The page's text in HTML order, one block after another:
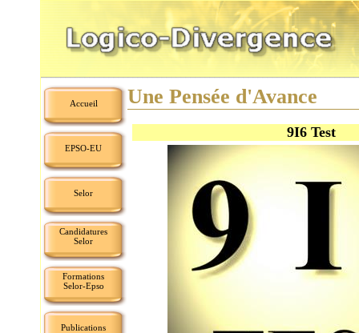
Accueil
EPSO-EU
Selor
Candidatures
Selor
Formations
Selor-Epso
Publications
Une Pensée d'Avance
9I6 Test